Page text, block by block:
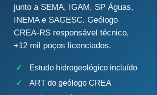
junto a SEMA, IGAM, SP Águas,
INEMA e SAGESC. Geólogo
CREA-RS responsável técnico,
+12 mil poços licenciados.
✓
Estudo hidrogeológico incluído
✓
ART do geólogo CREA